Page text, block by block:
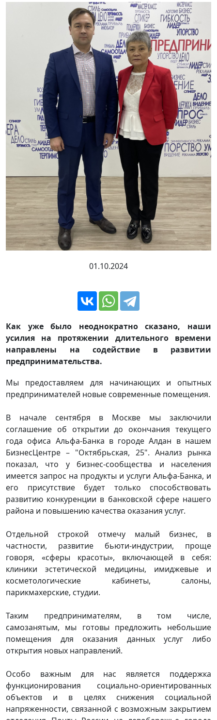
01.10.2024
Как уже было неоднократно сказано, наши
усилия на протяжении длительного времени
направлены на содействие в развитии
предпринимательства.
Мы предоставляем для начинающих и опытных
предпринимателей новые современные помещения.
В начале сентября в Москве мы заключили
соглашение об открытии до окончания текущего
года офиса Альфа-Банка в городе Алдан в нашем
БизнесЦентре – "Октябрьская, 25". Анализ рынка
показал, что у бизнес-сообщества и населения
имеется запрос на продукты и услуги Альфа-Банка, и
его присутствие будет только способствовать
развитию конкуренции в банковской сфере нашего
района и повышению качества оказания услуг.
Отдельной строкой отмечу малый бизнес, в
частности, развитие бьюти-индустрии, проще
говоря, «сферы красоты», включающей в себя:
клиники эстетической медицины, имиджевые и
косметологические кабинеты, салоны,
парикмахерские, студии.
Таким предпринимателям, в том числе,
самозанятым, мы готовы предложить небольшие
помещения для оказания данных услуг либо
открытия новых направлений.
Особо важным для нас является поддержка
функционирования социально-ориентированных
объектов и в целях снижения социальной
напряженности, связанной с возможным закрытием